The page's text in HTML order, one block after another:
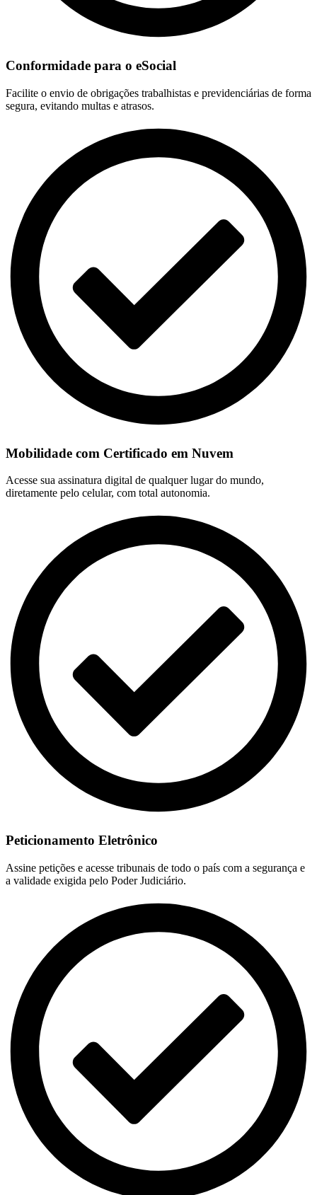
Conformidade para o eSocial
Facilite o envio de obrigações trabalhistas e previdenciárias de forma
segura, evitando multas e atrasos.
Mobilidade com Certificado em Nuvem
Acesse sua assinatura digital de qualquer lugar do mundo,
diretamente pelo celular, com total autonomia.
Peticionamento Eletrônico
Assine petições e acesse tribunais de todo o país com a segurança e
a validade exigida pelo Poder Judiciário.